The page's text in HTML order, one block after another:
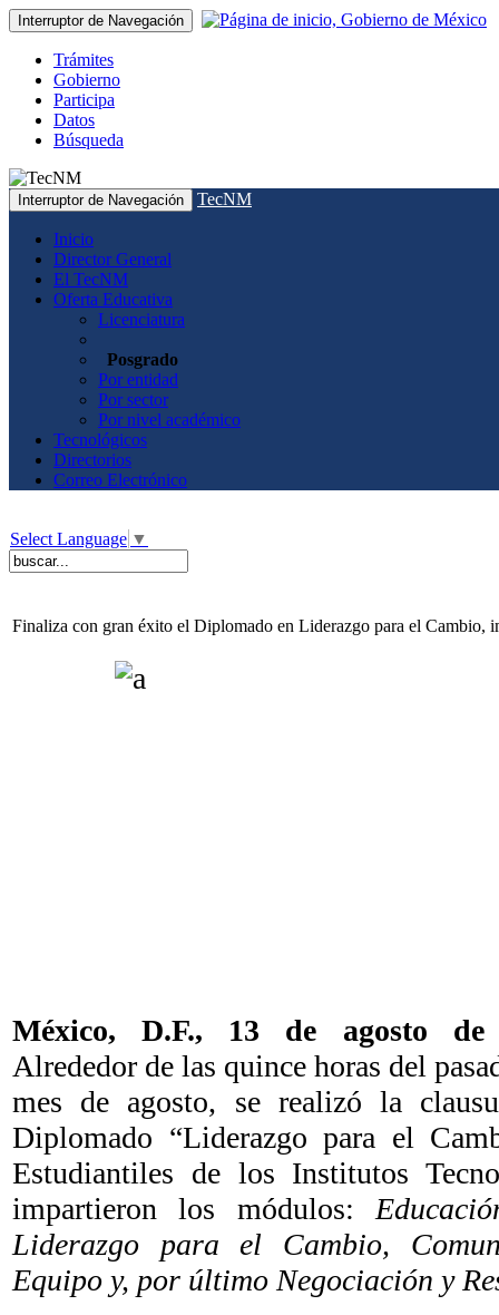
Interruptor de Navegación
Trámites
Gobierno
Participa
Datos
Búsqueda
Interruptor de Navegación TecNM
Inicio
Director General
El TecNM
Oferta Educativa
Licenciatura
Posgrado
Por entidad
Por sector
Por nivel académico
Tecnológicos
Directorios
Correo Electrónico
Select Language ▼
Finaliza con gran éxito el Diplomado en Liderazgo para el Cambio,
México, D.F., 13 de agosto de
Alrededor de las quince horas del
mes de agosto, se realizó la
Diplomado “Liderazgo para el
Estudiantiles de los Institutos
impartieron los módulos:
Liderazgo para el Cambio,
Equipo y, por último Negociación y